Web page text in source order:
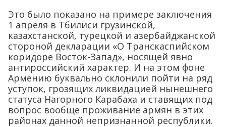
Это было показано на примере заключения
1 апреля в Тбилиси грузинской,
казахстанской, турецкой и азербайджанской
стороной декларации «О Транскаспийском
коридоре Восток-Запад», носящей явно
антироссийский характер. И на этом фоне
Армению буквально склонили пойти на ряд
уступок, грозящих ликвидацией нынешнего
статуса Нагорного Карабаха и ставящих под
вопрос вообще проживание армян в этих
районах данной непризнанной республики.